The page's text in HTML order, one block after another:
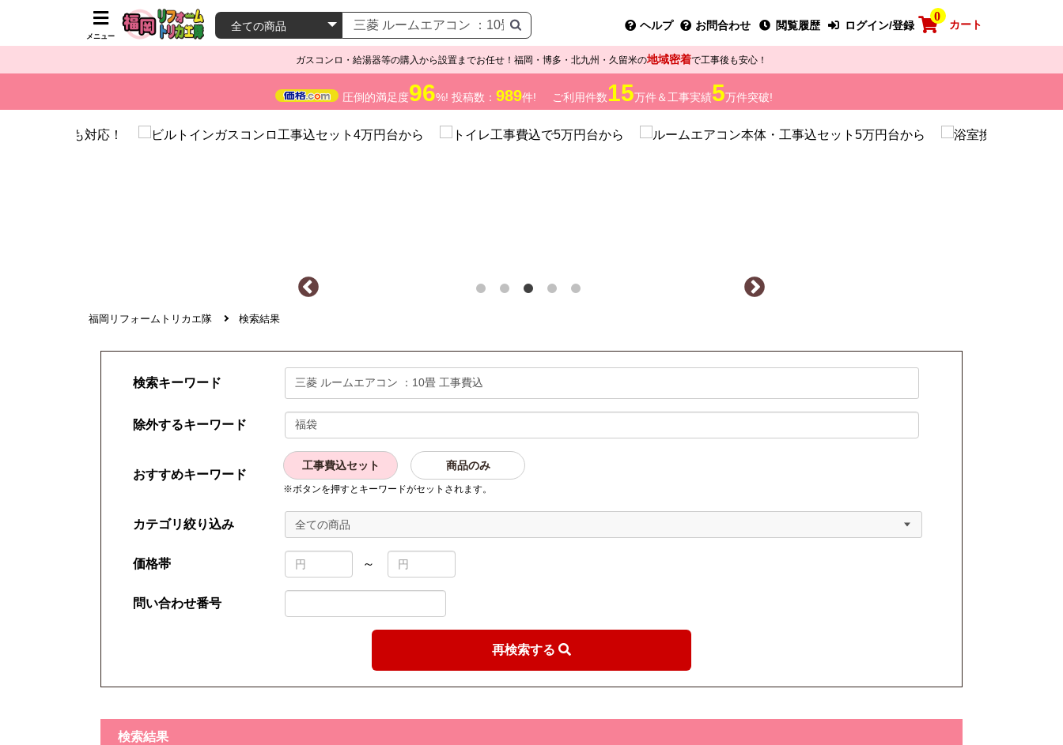
メニュー
ヘルプ お問合わせ 閲覧履歴 ログイン/登録
0
カート
ガスコンロ・給湯器等の購入から設置までお任せ！福岡・博多・北九州・久留米の地域密着で工事後も安心！
圧倒的満足度96%! 投稿数： 989件! ご利用件数15万件＆工事実績5万件突破!
福岡リフォームトリカエ隊 検索結果
検索キーワード
除外するキーワード
おすすめキーワード
工事費込セット 商品のみ
※ボタンを押すとキーワードがセットされます。
カテゴリ絞り込み 全ての商品
価格帯 ～
問い合わせ番号
再検索する
検索結果